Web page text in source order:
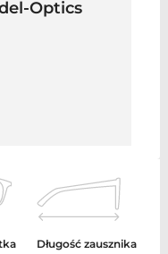
Optics
Długość zausznika